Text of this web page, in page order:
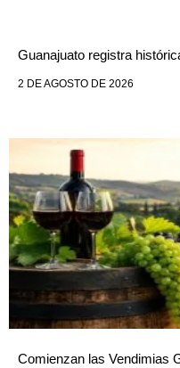
Guanajuato registra
2 DE AGOSTO DE 2026
Comienzan las Vendimias